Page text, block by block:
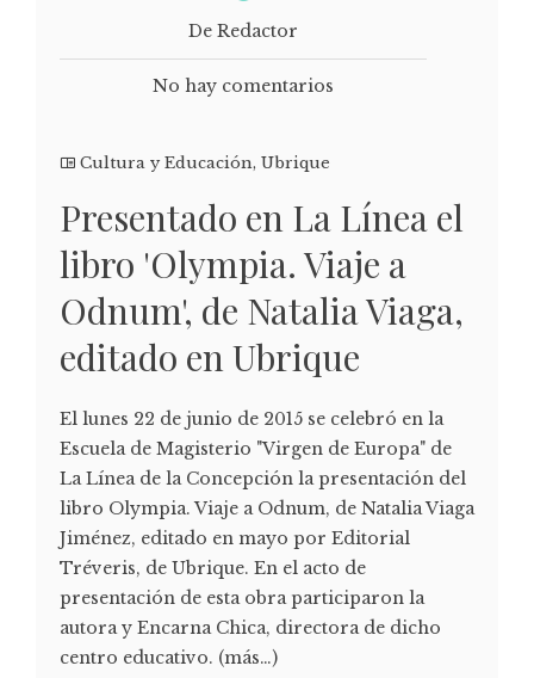
De Redactor
No hay comentarios
Cultura y Educación, Ubrique
Presentado en La Línea el
libro 'Olympia. Viaje a
Odnum', de Natalia Viaga,
editado en Ubrique
El lunes 22 de junio de 2015 se celebró en la
Escuela de Magisterio "Virgen de Europa" de
La Línea de la Concepción la presentación del
libro Olympia. Viaje a Odnum, de Natalia Viaga
Jiménez, editado en mayo por Editorial
Tréveris, de Ubrique. En el acto de
presentación de esta obra participaron la
autora y Encarna Chica, directora de dicho
centro educativo. (más…)